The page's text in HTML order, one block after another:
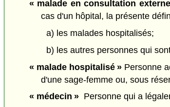
« malade en consultation
cas d'un hôpital, la présente
a) les malades hospitalisés;
b) les autres personnes qui
« malade hospitalisé » Personne
d'une sage-femme ou, sous
« médecin »Personne qui a